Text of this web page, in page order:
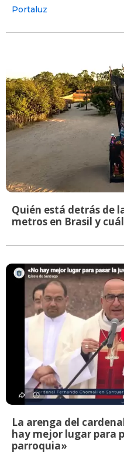
Portaluz
Quién está detrás de
metros en Brasil y
La arenga del
hay mejor lugar para
parroquia»